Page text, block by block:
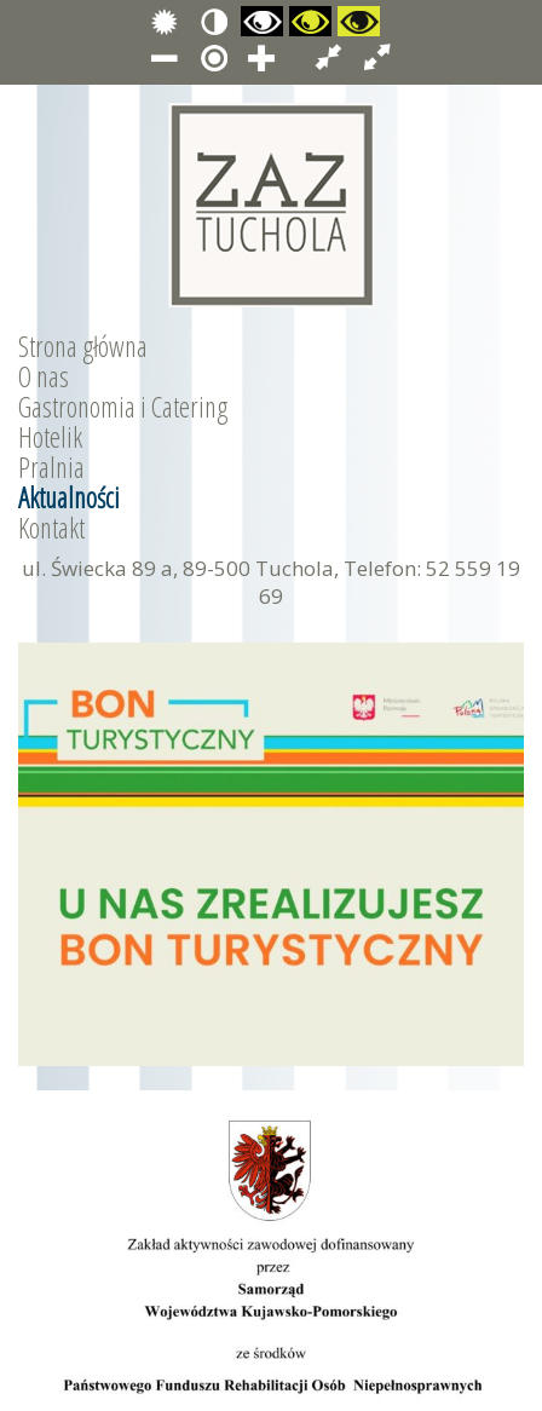
Strona główna
O nas
Gastronomia i Catering
Hotelik
Pralnia
Aktualności
Kontakt
ul. Świecka 89 a, 89-500 Tuchola, Telefon: 52 559 19
69